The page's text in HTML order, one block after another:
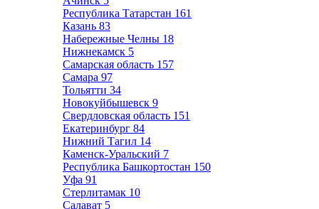
Республика Татарстан 161
Казань 83
Набережные Челны 18
Нижнекамск 5
Самарская область 157
Самара 97
Тольятти 34
Новокуйбышевск 9
Свердловская область 151
Екатеринбург 84
Нижний Тагил 14
Каменск-Уральский 7
Республика Башкортостан 150
Уфа 91
Стерлитамак 10
Салават 5